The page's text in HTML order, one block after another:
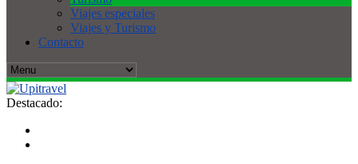
Viajes especiales
Viajes y Turismo
Contacto
Destacado: